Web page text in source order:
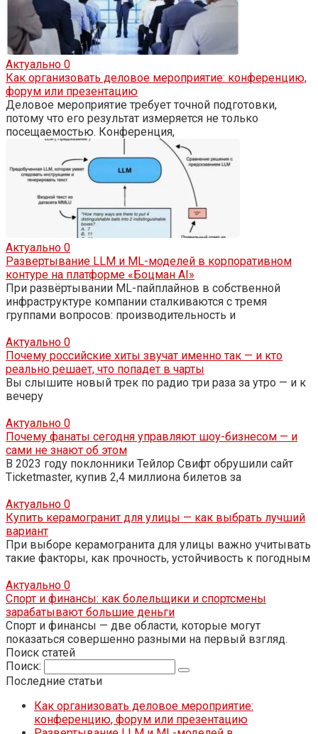
Актуально 0
Как организовать деловое мероприятие: конференцию,
форум или презентацию
Деловое мероприятие требует точной подготовки,
потому что его результат измеряется не только
посещаемостью. Конференция,
Актуально 0
Развертывание LLM и ML-моделей в корпоративном
контуре на платформе «Боцман AI»
При развёртывании ML-пайплайнов в собственной
инфраструктуре компании сталкиваются с тремя
группами вопросов: производительность и
Актуально 0
Почему российские хиты звучат именно так — и кто
реально решает, что попадет в чарты
Вы слышите новый трек по радио три раза за утро — и к
вечеру
Актуально 0
Почему фанаты сегодня управляют шоу-бизнесом — и
сами не знают об этом
В 2023 году поклонники Тейлор Свифт обрушили сайт
Ticketmaster, купив 2,4 миллиона билетов за
Актуально 0
Купить керамогранит для улицы — как выбрать лучший
вариант
При выборе керамогранита для улицы важно учитывать
такие факторы, как прочность, устойчивость к погодным
Актуально 0
Спорт и финансы: как болельщики и спортсмены
зарабатывают большие деньги
Спорт и финансы — две области, которые могут
показаться совершенно разными на первый взгляд.
Поиск статей
Поиск:
Последние статьи
Как организовать деловое мероприятие:
конференцию, форум или презентацию